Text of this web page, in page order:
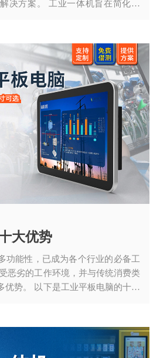
决方案。 工业一体机旨在简化操
大优势
功能性，已成为各个行业的必备工
恶劣的工作环境，并与传统消费类
优势。 以下是工业平板电脑的十大